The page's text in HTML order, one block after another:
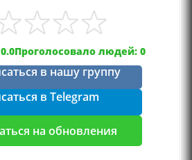
Проголосовало людей: 0
в нашу группу
в Telegram
на обновления